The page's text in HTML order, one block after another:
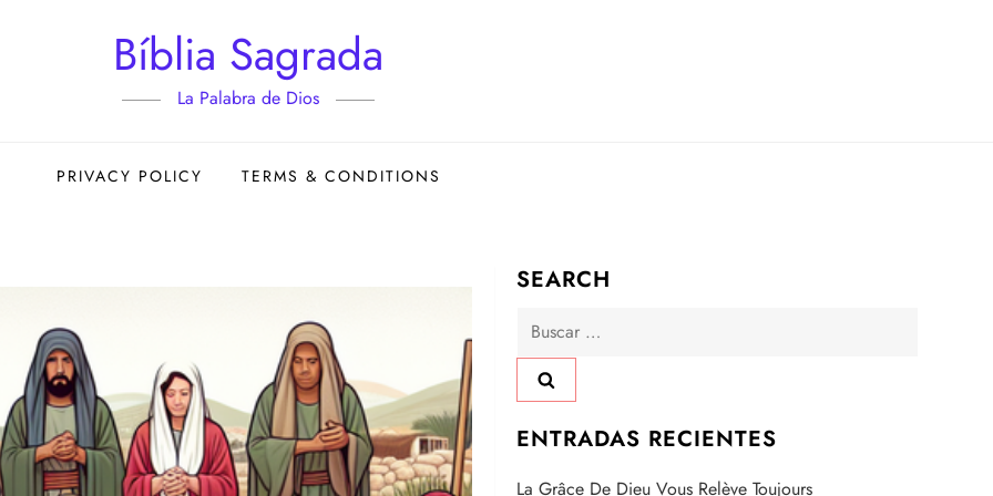
Bíblia Sagrada
La Palabra de Dios
PRIVACY POLICY TERMS & CONDITIONS
SEARCH
Buscar:
ENTRADAS RECIENTES
La Grâce De Dieu Vous Relève Toujours